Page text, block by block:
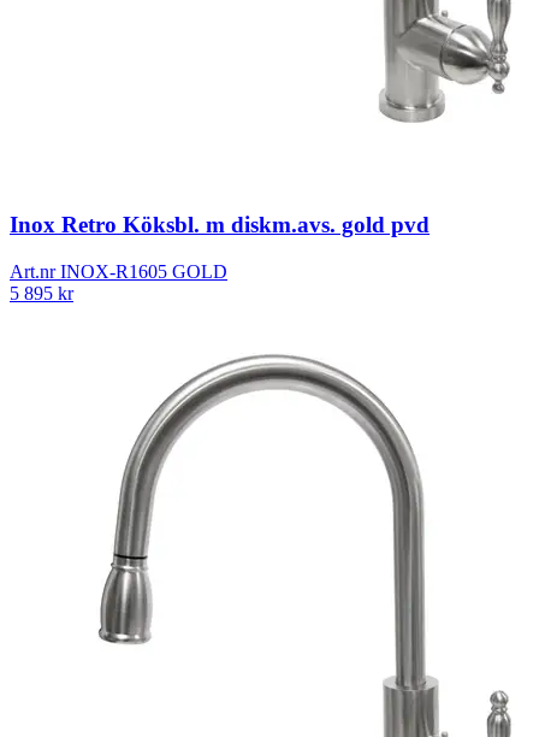
Inox Retro Köksbl. m diskm.avs. gold pvd
Art.nrINOX-R1605 GOLD
5 895 kr